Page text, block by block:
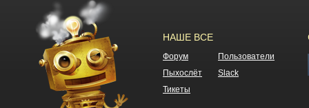
НАШЕ ВСЕ
Форум
Пользователи
Пыхослёт
Slack
Тикеты